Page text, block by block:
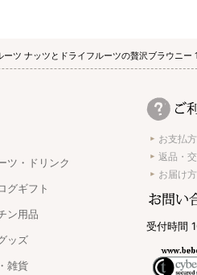
ーツ ナッツとドライフルーツの贅沢ブラウニー
ツ・ドリンク
グギフト
ン用品
ッズ
雑貨
お支払
返品・
お届け
受付時間